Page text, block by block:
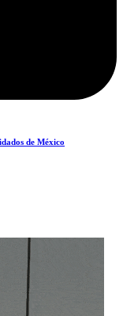
de México